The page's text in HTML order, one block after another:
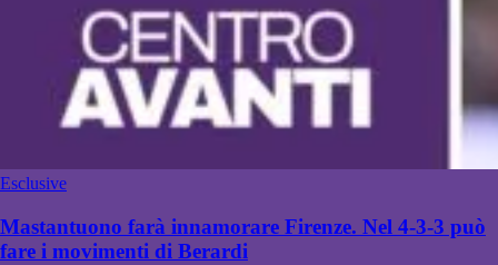
Esclusive
Mastantuono farà innamorare Firenze. Nel 4-3-3 può
fare i movimenti di Berardi